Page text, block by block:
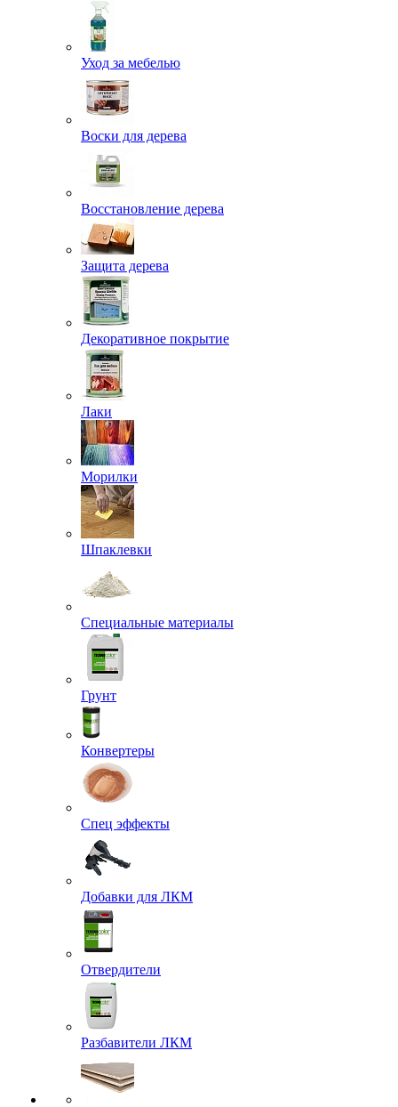
Уход за мебелью
Воски для дерева
Восстановление дерева
Защита дерева
Декоративное покрытие
Лаки
Морилки
Шпаклевки
Специальные материалы
Грунт
Конвертеры
Спец эффекты
Добавки для ЛКМ
Отвердители
Разбавители ЛКМ